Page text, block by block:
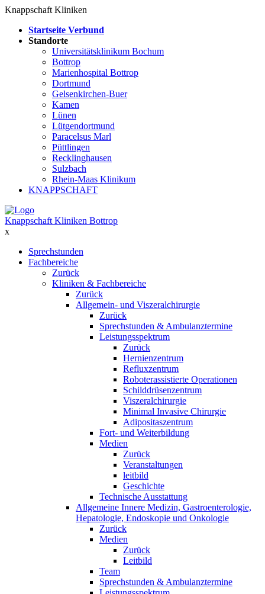
Knappschaft Kliniken
Startseite Verbund
Standorte
Universitätsklinikum Bochum
Bottrop
Marienhospital Bottrop
Dortmund
Gelsenkirchen-Buer
Kamen
Lünen
Lütgendortmund
Paracelsus Marl
Püttlingen
Recklinghausen
Sulzbach
Rhein-Maas Klinikum
KNAPPSCHAFT
Knappschaft Kliniken Bottrop
x
Sprechstunden
Fachbereiche
Zurück
Kliniken & Fachbereiche
Zurück
Allgemein- und Viszeralchirurgie
Zurück
Sprechstunden & Ambulanztermine
Leistungsspektrum
Zurück
Hernienzentrum
Refluxzentrum
Roboterassistierte Operationen
Schilddrüsenzentrum
Viszeralchirurgie
Minimal Invasive Chirurgie
Adipositaszentrum
Fort- und Weiterbildung
Medien
Zurück
Veranstaltungen
leitbild
Geschichte
Technische Ausstattung
Allgemeine Innere Medizin, Gastroenterologie,
Hepatologie, Endoskopie und Onkologie
Zurück
Medien
Zurück
Leitbild
Team
Sprechstunden & Ambulanztermine